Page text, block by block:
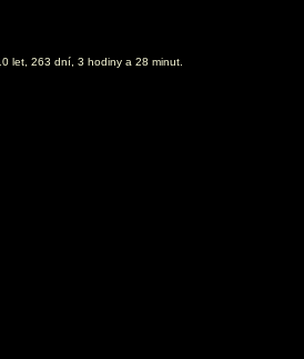
let, 263 dní, 3 hodiny a 28 minut.